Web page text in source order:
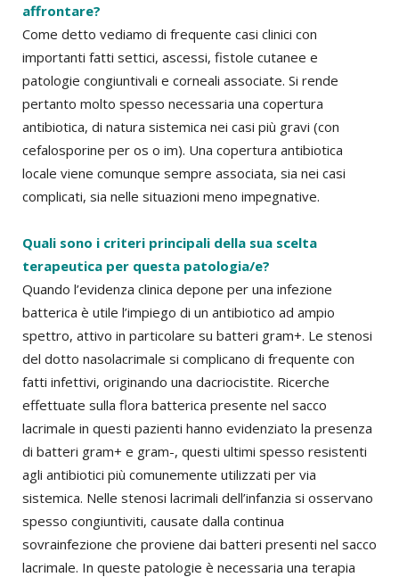
affrontare?
Come detto vediamo di frequente casi clinici con
importanti fatti settici, ascessi, fistole cutanee e
patologie congiuntivali e corneali associate. Si rende
pertanto molto spesso necessaria una copertura
antibiotica, di natura sistemica nei casi più gravi (con
cefalosporine per os o im). Una copertura antibiotica
locale viene comunque sempre associata, sia nei casi
complicati, sia nelle situazioni meno impegnative.
Quali sono i criteri principali della sua scelta
terapeutica per questa patologia/e?
Quando l’evidenza clinica depone per una infezione
batterica è utile l’impiego di un antibiotico ad ampio
spettro, attivo in particolare su batteri gram+. Le stenosi
del dotto nasolacrimale si complicano di frequente con
fatti infettivi, originando una dacriocistite. Ricerche
effettuate sulla flora batterica presente nel sacco
lacrimale in questi pazienti hanno evidenziato la presenza
di batteri gram+ e gram-, questi ultimi spesso resistenti
agli antibiotici più comunemente utilizzati per via
sistemica. Nelle stenosi lacrimali dell’infanzia si osservano
spesso congiuntiviti, causate dalla continua
sovrainfezione che proviene dai batteri presenti nel sacco
lacrimale. In queste patologie è necessaria una terapia